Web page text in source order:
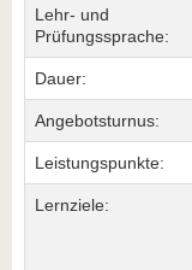
Lehr- und
Prüfungssprache:
Dauer:
Angebotsturnus:
Leistungspunkte:
Lernziele: